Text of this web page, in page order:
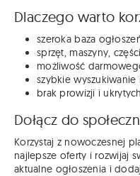
Dlaczego warto
szeroka baza
sprzęt, maszyny,
możliwość
szybkie
brak prowizji i
Dołącz do
Korzystaj z nowoczesnej
najlepsze oferty i rozwijaj
aktualne ogłoszenia i